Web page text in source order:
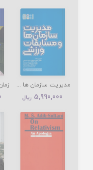
مدیریت سازمان ها و مسابقات ورزشی
5,990,000 ریال